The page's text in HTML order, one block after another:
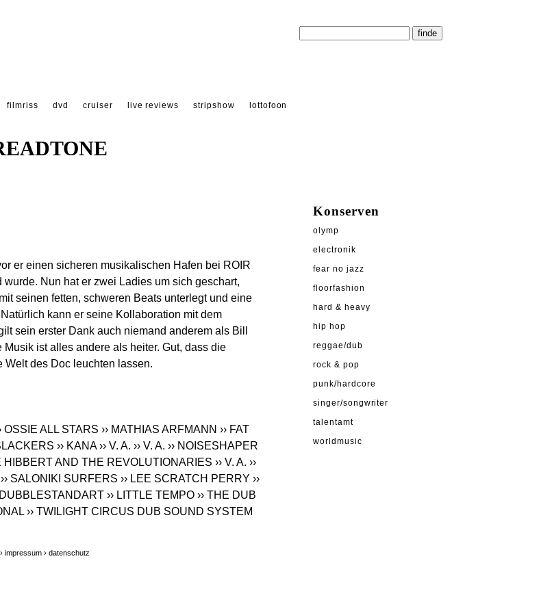
filmriss dvd cruiser live reviews stripshow lottofoon
er einen sicheren musikalischen Hafen bei ROIR
Nun hat er zwei Ladies um sich geschart,
seinen fetten, schweren Beats unterlegt und eine
kann er seine Kollaboration mit dem
sein erster Dank auch niemand anderem als Bill
ist alles andere als heiter. Gut, dass die
des Doc leuchten lassen.
OSSIE ALL STARS ›› MATHIAS ARFMANN ›› FAT
›› KANA ›› V. A. ›› V. A. ›› NOISESHAPER
HIBBERT AND THE REVOLUTIONARIES ›› V. A. ››
›› SALONIKI SURFERS ›› LEE SCRATCH PERRY ››
DUBBLESTANDART ›› LITTLE TEMPO ›› THE DUB
›› TWILIGHT CIRCUS DUB SOUND SYSTEM
› impressum › datenschutz
Konserven
olymp
electronik
fear no jazz
floorfashion
hard & heavy
hip hop
reggae/dub
rock & pop
punk/hardcore
singer/songwriter
talentamt
worldmusic